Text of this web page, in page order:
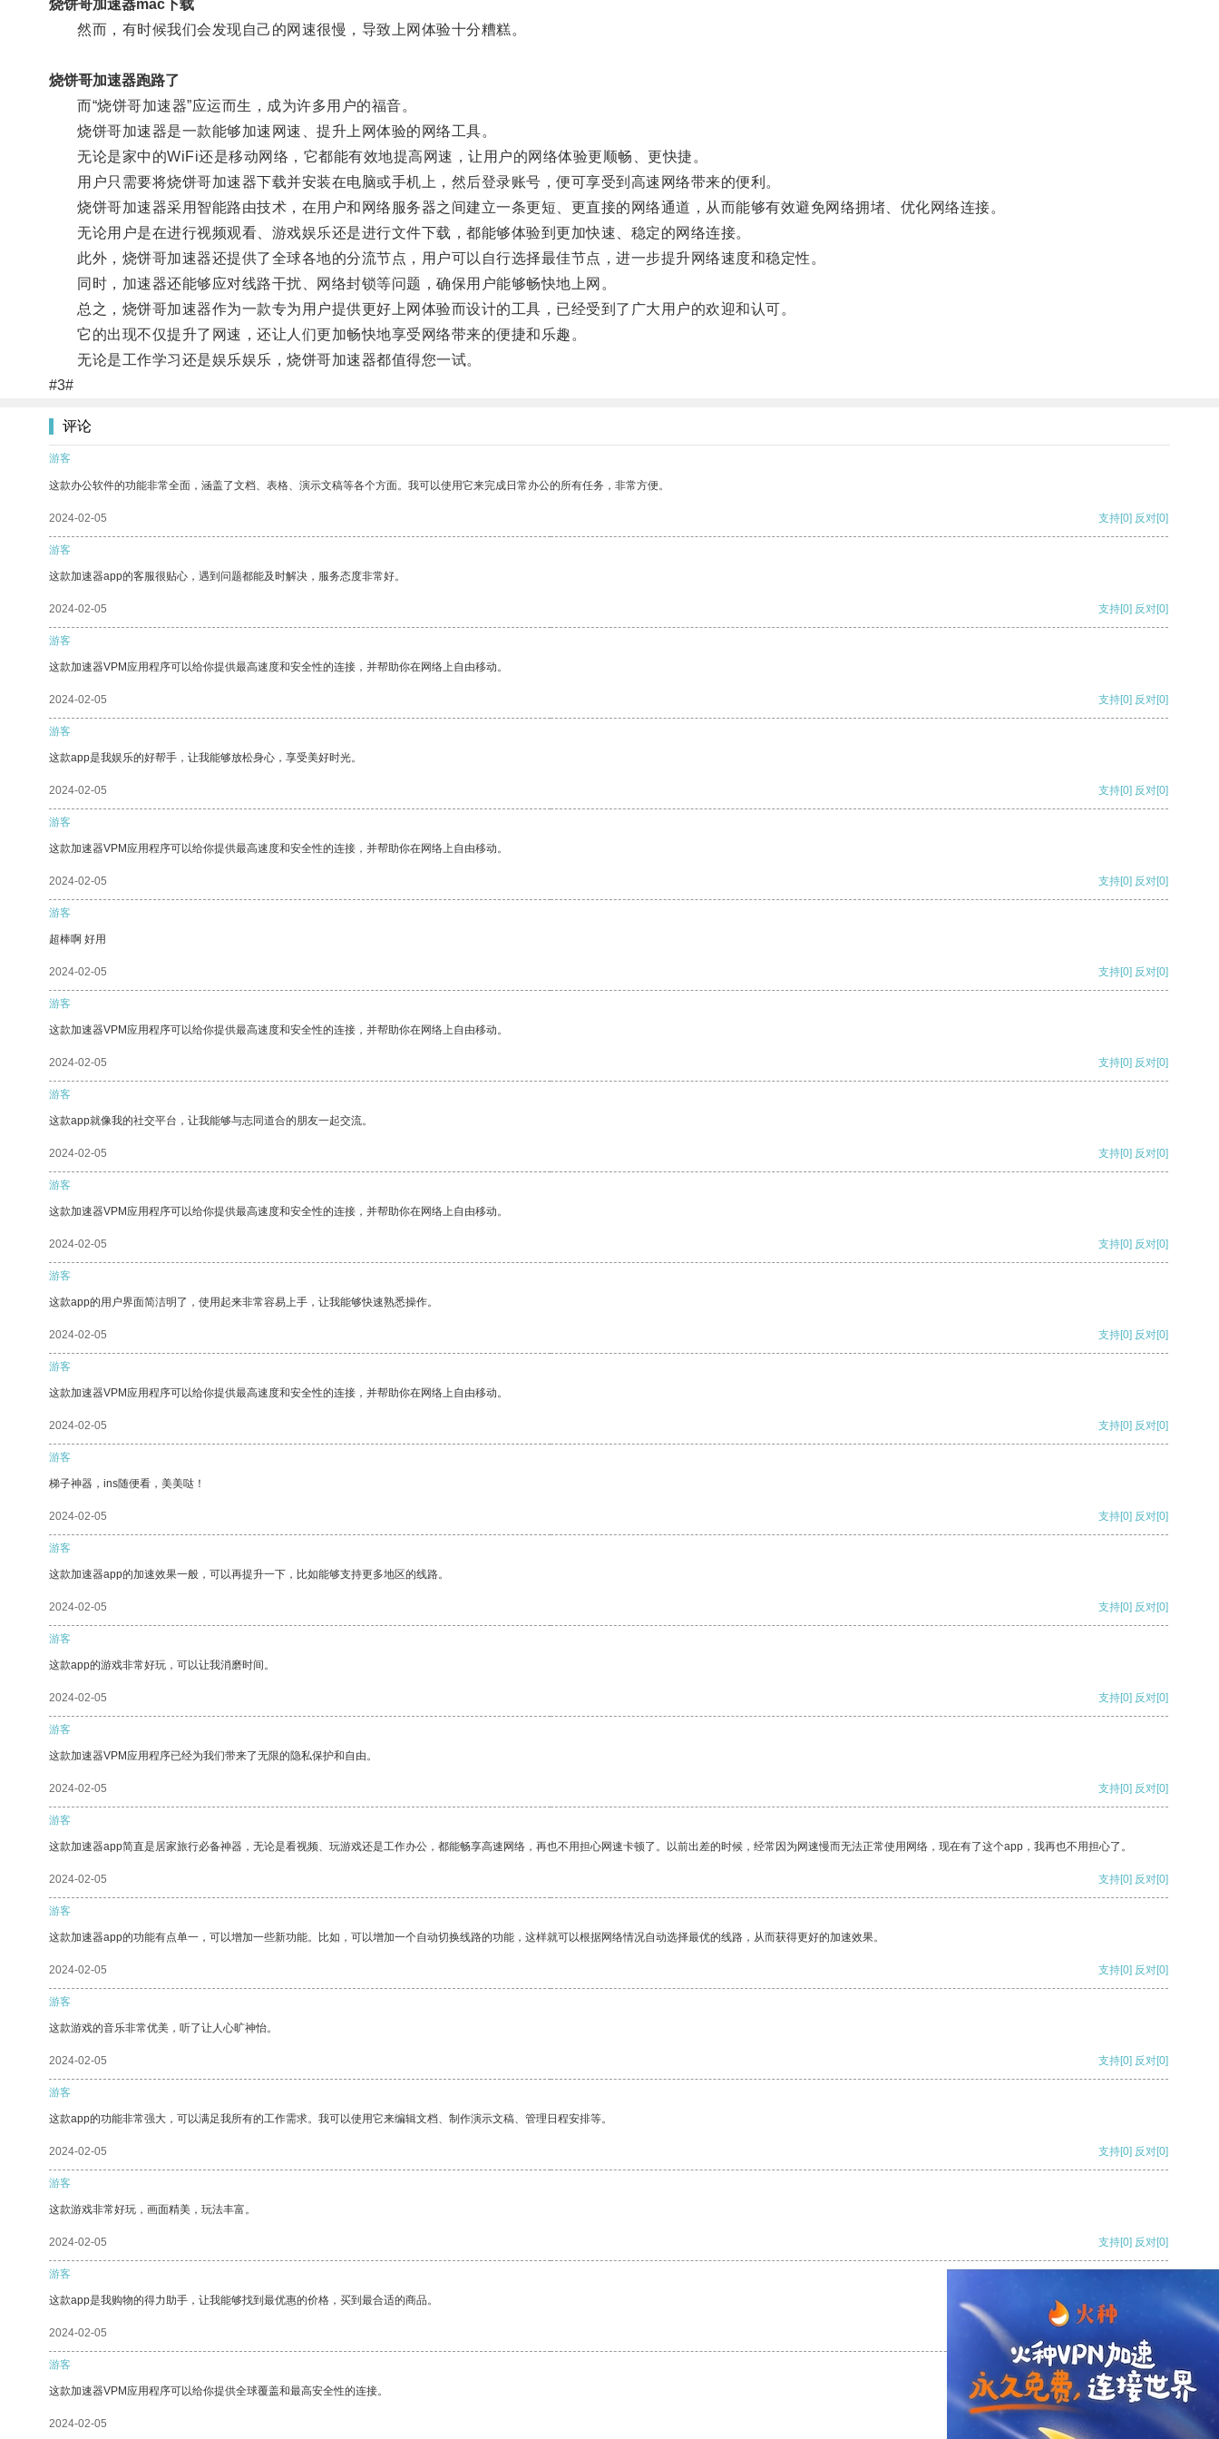
烧饼哥加速器mac下载
然而，有时候我们会发现自己的网速很慢，导致上网体验十分糟糕。
烧饼哥加速器跑路了
而“烧饼哥加速器”应运而生，成为许多用户的福音。
烧饼哥加速器是一款能够加速网速、提升上网体验的网络工具。
无论是家中的WiFi还是移动网络，它都能有效地提高网速，让用户的网络体验更顺畅、更快捷。
用户只需要将烧饼哥加速器下载并安装在电脑或手机上，然后登录账号，便可享受到高速网络带来的便利。
烧饼哥加速器采用智能路由技术，在用户和网络服务器之间建立一条更短、更直接的网络通道，从而能够有效避免网络拥堵、优化网络连接。
无论用户是在进行视频观看、游戏娱乐还是进行文件下载，都能够体验到更加快速、稳定的网络连接。
此外，烧饼哥加速器还提供了全球各地的分流节点，用户可以自行选择最佳节点，进一步提升网络速度和稳定性。
同时，加速器还能够应对线路干扰、网络封锁等问题，确保用户能够畅快地上网。
总之，烧饼哥加速器作为一款专为用户提供更好上网体验而设计的工具，已经受到了广大用户的欢迎和认可。
它的出现不仅提升了网速，还让人们更加畅快地享受网络带来的便捷和乐趣。
无论是工作学习还是娱乐娱乐，烧饼哥加速器都值得您一试。
#3#
评论
游客
这款办公软件的功能非常全面，涵盖了文档、表格、演示文稿等各个方面。我可以使用它来完成日常办公的所有任务，非常方便。
2024-02-05 支持[0] 反对[0]
游客
这款加速器app的客服很贴心，遇到问题都能及时解决，服务态度非常好。
2024-02-05 支持[0] 反对[0]
游客
这款加速器VPM应用程序可以给你提供最高速度和安全性的连接，并帮助你在网络上自由移动。
2024-02-05 支持[0] 反对[0]
游客
这款app是我娱乐的好帮手，让我能够放松身心，享受美好时光。
2024-02-05 支持[0] 反对[0]
游客
这款加速器VPM应用程序可以给你提供最高速度和安全性的连接，并帮助你在网络上自由移动。
2024-02-05 支持[0] 反对[0]
游客
超棒啊 好用
2024-02-05 支持[0] 反对[0]
游客
这款加速器VPM应用程序可以给你提供最高速度和安全性的连接，并帮助你在网络上自由移动。
2024-02-05 支持[0] 反对[0]
游客
这款app就像我的社交平台，让我能够与志同道合的朋友一起交流。
2024-02-05 支持[0] 反对[0]
游客
这款加速器VPM应用程序可以给你提供最高速度和安全性的连接，并帮助你在网络上自由移动。
2024-02-05 支持[0] 反对[0]
游客
这款app的用户界面简洁明了，使用起来非常容易上手，让我能够快速熟悉操作。
2024-02-05 支持[0] 反对[0]
游客
这款加速器VPM应用程序可以给你提供最高速度和安全性的连接，并帮助你在网络上自由移动。
2024-02-05 支持[0] 反对[0]
游客
梯子神器，ins随便看，美美哒！
2024-02-05 支持[0] 反对[0]
游客
这款加速器app的加速效果一般，可以再提升一下，比如能够支持更多地区的线路。
2024-02-05 支持[0] 反对[0]
游客
这款app的游戏非常好玩，可以让我消磨时间。
2024-02-05 支持[0] 反对[0]
游客
这款加速器VPM应用程序已经为我们带来了无限的隐私保护和自由。
2024-02-05 支持[0] 反对[0]
游客
这款加速器app简直是居家旅行必备神器，无论是看视频、玩游戏还是工作办公，都能畅享高速网络，再也不用担心网速卡顿了。以前出差的时候，经常因为网速慢而无法正常使用网络，现在有了这个app，我再也不用担心了。
2024-02-05 支持[0] 反对[0]
游客
这款加速器app的功能有点单一，可以增加一些新功能。比如，可以增加一个自动切换线路的功能，这样就可以根据网络情况自动选择最优的线路，从而获得更好的加速效果。
2024-02-05 支持[0] 反对[0]
游客
这款游戏的音乐非常优美，听了让人心旷神怡。
2024-02-05 支持[0] 反对[0]
游客
这款app的功能非常强大，可以满足我所有的工作需求。我可以使用它来编辑文档、制作演示文稿、管理日程安排等。
2024-02-05 支持[0] 反对[0]
游客
这款游戏非常好玩，画面精美，玩法丰富。
2024-02-05 支持[0] 反对[0]
游客
这款app是我购物的得力助手，让我能够找到最优惠的价格，买到最合适的商品。
2024-02-05
游客
这款加速器VPM应用程序可以给你提供全球覆盖和最高安全性的连接。
2024-02-05 反对